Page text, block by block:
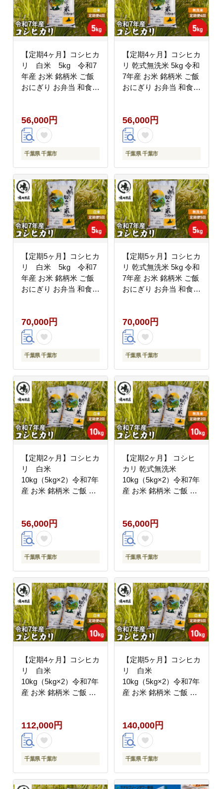
【定期4ヶ月】コシヒカ
リ 白米 5kg 令和7
年産 お米 銘柄米 ご飯
おにぎり お弁当 和食
56,000円
千葉県 千葉市
【定期4ヶ月】コシヒカ
リ 乾式無洗米 5kg 令和
7年産 お米 銘柄米 ご飯
おにぎり お弁当 和食
56,000円
千葉県 千葉市
【定期5ヶ月】コシヒカ
リ 白米 5kg 令和7
年産 お米 銘柄米 ご飯
おにぎり お弁当 和食
70,000円
千葉県 千葉市
【定期5ヶ月】コシヒカ
リ 乾式無洗米 5kg 令和
7年産 お米 銘柄米 ご飯
おにぎり お弁当 和食
70,000円
千葉県 千葉市
【定期2ヶ月】コシヒカ
リ 白米
10kg（5kg×2）令和7年
産 お米 銘柄米 ご飯 お
産地直送
56,000円
千葉県 千葉市
【定期2ヶ月】 コシヒ
カリ 乾式無洗米
10kg（5kg×2）令和7年
産 お米 銘柄米 ご飯 お
産地直送
56,000円
千葉県 千葉市
【定期4ヶ月】コシヒカ
リ 白米
10kg（5kg×2）令和7年
産 お米 銘柄米 ご飯 お
産地直送
112,000円
千葉県 千葉市
【定期5ヶ月】コシヒカ
リ 白米
10kg（5kg×2）令和7年
産 お米 銘柄米 ご飯 お
産地直送
140,000円
千葉県 千葉市